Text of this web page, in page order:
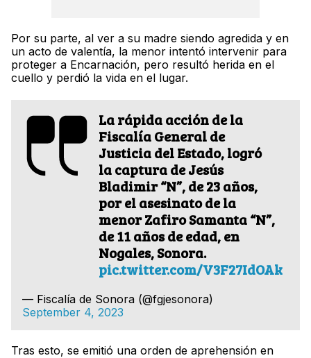
Por su parte, al ver a su madre siendo agredida y en
un acto de valentía, la menor intentó intervenir para
proteger a Encarnación, pero resultó herida en el
cuello y perdió la vida en el lugar.
La rápida acción de la
Fiscalía General de
Justicia del Estado, logró
la captura de Jesús
Bladimir “N”, de 23 años,
por el asesinato de la
menor Zafiro Samanta “N”,
de 11 años de edad, en
Nogales, Sonora.
pic.twitter.com/V3F27IdOAk
— Fiscalía de Sonora (@fgjesonora)
September 4, 2023
Tras esto, se emitió una orden de aprehensión en